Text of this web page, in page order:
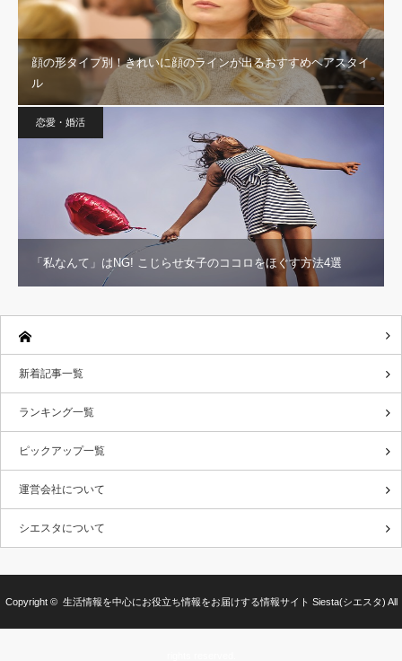
顔の形タイプ別！きれいに顔のラインが出るおすすめヘアスタイ
ル
恋愛・婚活
「私なんて」はNG! こじらせ女子のココロをほぐす方法4選
新着記事一覧
ランキング一覧
ピックアップ一覧
運営会社について
シエスタについて
Copyright © 生活情報を中心にお役立ち情報をお届けする情報サイト Siesta(シエスタ) All